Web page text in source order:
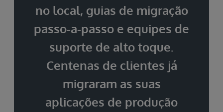
no local, guias de migração
passo-a-passo e equipes de
suporte de alto toque.
Centenas de clientes já
migraram as suas
aplicações de produção